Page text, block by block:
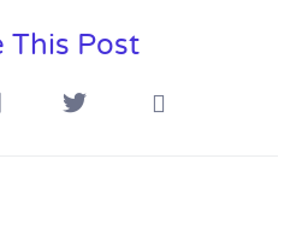
This Post